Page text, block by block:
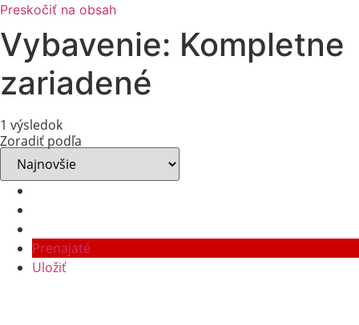
Preskočiť na obsah
Vybavenie: Kompletne
zariadené
1 výsledok
Zoradiť podľa
Prenajaté
Uložiť